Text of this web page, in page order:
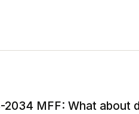
2034 MFF: What about